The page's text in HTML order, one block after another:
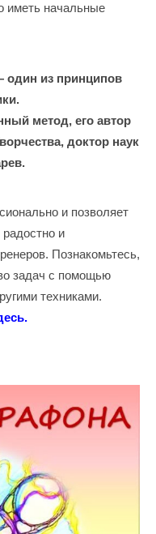
иметь начальные
из принципов
метод, его автор
доктор наук
и позволяет
радостно и
Познакомьтесь,
задач с помощью
техниками.
.